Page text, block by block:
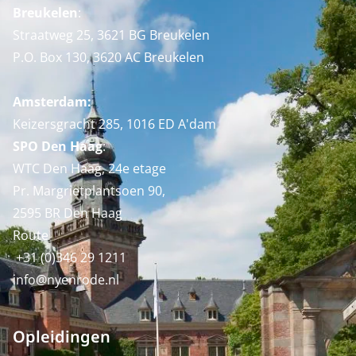
Breukelen:
Straatweg 25, 3621 BG Breukelen
P.O. Box 130, 3620 AC Breukelen
Amsterdam:
Keizersgracht 285, 1016 ED A'dam
SPO Den Haag:
WTC Den Haag, 24e etage
Pr. Margrietplantsoen 90,
2595 BR Den Haag
Route
+31 (0)346 29 1211
info@nyenrode.nl
Opleidingen